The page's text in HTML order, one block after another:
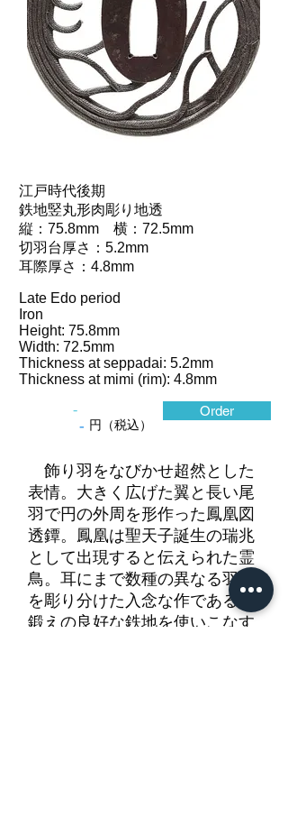
江戸時代後期
鉄地竪丸形肉彫り地透
縦：75.8mm 横：72.5mm
切羽台厚さ：5.2mm
耳際厚さ：4.8mm
Late Edo period
Iron
Height: 75.8mm
Width: 72.5mm
Thickness at seppadai: 5.2mm
Thickness at mimi (rim): 4.8mm
-
- 円（税込）
Order
飾り羽をなびかせ超然とした
表情。大きく広げた翼と長い尾
羽で円の外周を形作った鳳凰図
透鐔。鳳凰は聖天子誕生の瑞兆
として出現すると伝えられた霊
鳥。耳にまで数種の異なる羽毛
を彫り分けた入念な作である。
鍛えの良好な鉄地を使いこなす